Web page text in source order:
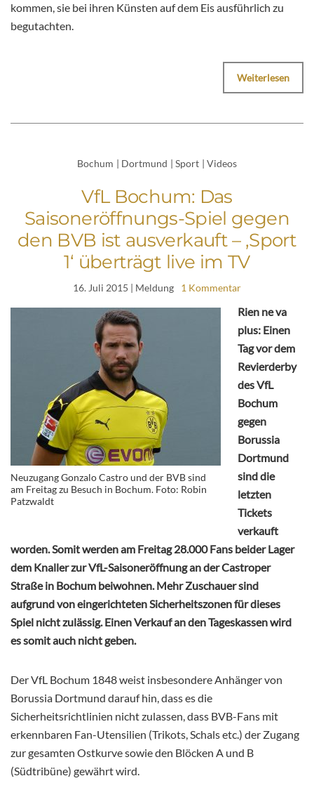
kommen, sie bei ihren Künsten auf dem Eis ausführlich zu
begutachten.
Weiterlesen
Bochum | Dortmund | Sport | Videos
VfL Bochum: Das
Saisoneröffnungs-Spiel gegen
den BVB ist ausverkauft – ‚Sport
1‘ überträgt live im TV
16. Juli 2015 | Meldung 1 Kommentar
Neuzugang Gonzalo Castro und der BVB sind
am Freitag zu Besuch in Bochum. Foto: Robin
Patzwaldt
Rien ne va
plus: Einen
Tag vor dem
Revierderby
des VfL
Bochum
gegen
Borussia
Dortmund
sind die
letzten
Tickets
verkauft
worden. Somit werden am Freitag 28.000 Fans beider Lager
dem Knaller zur VfL-Saisoneröffnung an der Castroper
Straße in Bochum beiwohnen. Mehr Zuschauer sind
aufgrund von eingerichteten Sicherheitszonen für dieses
Spiel nicht zulässig. Einen Verkauf an den Tageskassen wird
es somit auch nicht geben.
Der VfL Bochum 1848 weist insbesondere Anhänger von
Borussia Dortmund darauf hin, dass es die
Sicherheitsrichtlinien nicht zulassen, dass BVB-Fans mit
erkennbaren Fan-Utensilien (Trikots, Schals etc.) der Zugang
zur gesamten Ostkurve sowie den Blöcken A und B
(Südtribüne) gewährt wird.